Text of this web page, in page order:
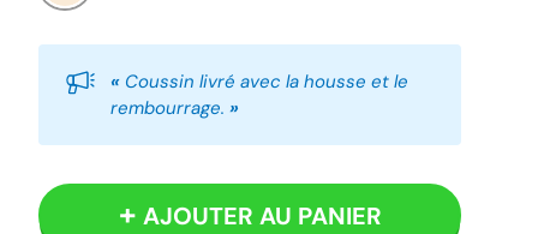
Beige
« Coussin livré avec la housse et le
rembourrage. »
AJOUTER AU PANIER